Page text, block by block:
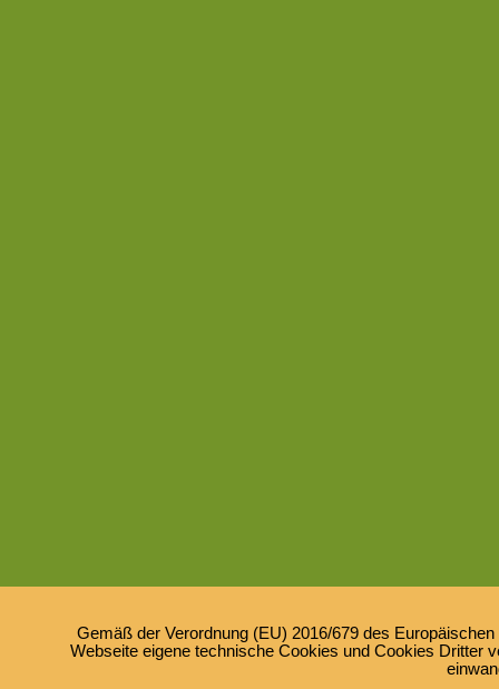
Gemäß der Verordnung (EU) 2016/679 des
Webseite eigene technische Cookies und Cookies Dritter